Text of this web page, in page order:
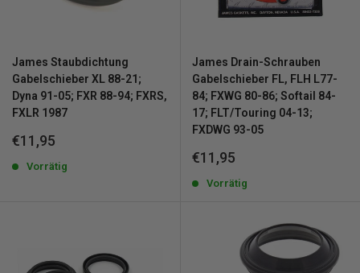
James Staubdichtung
Gabelschieber XL 88-21;
Dyna 91-05; FXR 88-94; FXRS,
FXLR 1987
Sonderpreis
€11,95
Vorrätig
James Drain-Schrauben
Gabelschieber FL, FLH L77-
84; FXWG 80-86; Softail 84-
17; FLT/Touring 04-13;
FXDWG 93-05
Sonderpreis
€11,95
Vorrätig